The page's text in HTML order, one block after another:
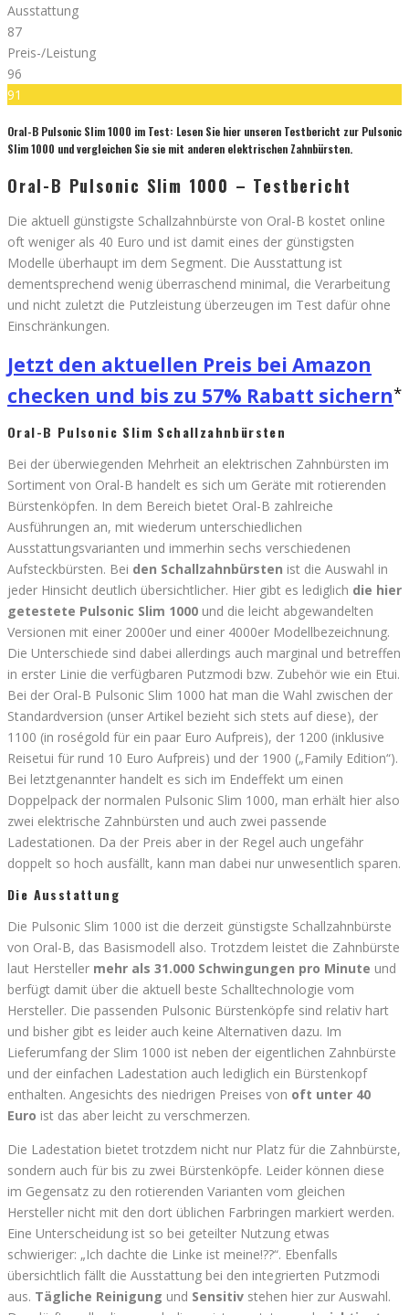
Ausstattung
87
Preis-/Leistung
96
91
Oral-B Pulsonic Slim 1000 im Test: Lesen Sie hier unseren Testbericht zur Pulsonic
Slim 1000 und vergleichen Sie sie mit anderen elektrischen Zahnbürsten.
Oral-B Pulsonic Slim 1000 – Testbericht
Die aktuell günstigste Schallzahnbürste von Oral-B kostet online
oft weniger als 40 Euro und ist damit eines der günstigsten
Modelle überhaupt im dem Segment. Die Ausstattung ist
dementsprechend wenig überraschend minimal, die Verarbeitung
und nicht zuletzt die Putzleistung überzeugen im Test dafür ohne
Einschränkungen.
Jetzt den aktuellen Preis bei Amazon
checken und bis zu 57% Rabatt sichern
Oral-B Pulsonic Slim Schallzahnbürsten
Bei der überwiegenden Mehrheit an elektrischen Zahnbürsten im
Sortiment von Oral-B handelt es sich um Geräte mit rotierenden
Bürstenköpfen. In dem Bereich bietet Oral-B zahlreiche
Ausführungen an, mit wiederum unterschiedlichen
Ausstattungsvarianten und immerhin sechs verschiedenen
Aufsteckbürsten. Bei den Schallzahnbürsten ist die Auswahl in
jeder Hinsicht deutlich übersichtlicher. Hier gibt es lediglich die hier
getestete Pulsonic Slim 1000 und die leicht abgewandelten
Versionen mit einer 2000er und einer 4000er Modellbezeichnung.
Die Unterschiede sind dabei allerdings auch marginal und betreffen
in erster Linie die verfügbaren Putzmodi bzw. Zubehör wie ein Etui.
Bei der Oral-B Pulsonic Slim 1000 hat man die Wahl zwischen der
Standardversion (unser Artikel bezieht sich stets auf diese), der
1100 (in roségold für ein paar Euro Aufpreis), der 1200 (inklusive
Reisetui für rund 10 Euro Aufpreis) und der 1900 („Family Edition“).
Bei letztgenannter handelt es sich im Endeffekt um einen
Doppelpack der normalen Pulsonic Slim 1000, man erhält hier also
zwei elektrische Zahnbürsten und auch zwei passende
Ladestationen. Da der Preis aber in der Regel auch ungefähr
doppelt so hoch ausfällt, kann man dabei nur unwesentlich sparen.
Die Ausstattung
Die Pulsonic Slim 1000 ist die derzeit günstigste Schallzahnbürste
von Oral-B, das Basismodell also. Trotzdem leistet die Zahnbürste
laut Hersteller mehr als 31.000 Schwingungen pro Minute und
berfügt damit über die aktuell beste Schalltechnologie vom
Hersteller. Die passenden Pulsonic Bürstenköpfe sind relativ hart
und bisher gibt es leider auch keine Alternativen dazu. Im
Lieferumfang der Slim 1000 ist neben der eigentlichen Zahnbürste
und der einfachen Ladestation auch lediglich ein Bürstenkopf
enthalten. Angesichts des niedrigen Preises von oft unter 40
Euro ist das aber leicht zu verschmerzen.
Die Ladestation bietet trotzdem nicht nur Platz für die Zahnbürste,
sondern auch für bis zu zwei Bürstenköpfe. Leider können diese
im Gegensatz zu den rotierenden Varianten vom gleichen
Hersteller nicht mit den dort üblichen Farbringen markiert werden.
Eine Unterscheidung ist so bei geteilter Nutzung etwas
schwieriger: „Ich dachte die Linke ist meine!??“. Ebenfalls
übersichtlich fällt die Ausstattung bei den integrierten Putzmodi
aus. Tägliche Reinigung und Sensitiv stehen hier zur Auswahl.